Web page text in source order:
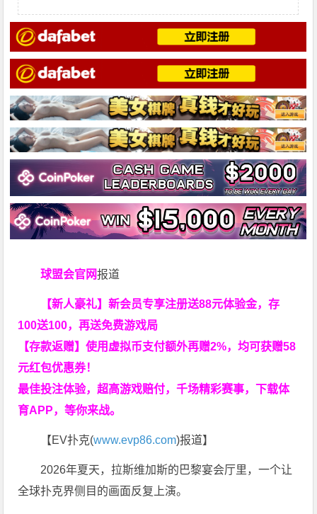
球盟会官网报道
【新人豪礼】新会员专享注册送88元体验金，存
100送100，再送免费游戏局
【存款返赠】使用虚拟币支付额外再赠2%，均可获赠58
元红包优惠券！
最佳投注体验，超高游戏赔付，千场精彩赛事，下载体
育APP，等你来战。
【EV扑克(www.evp86.com)报道】
2026年夏天，拉斯维加斯的巴黎宴会厅里，一个让
全球扑克界侧目的画面反复上演。